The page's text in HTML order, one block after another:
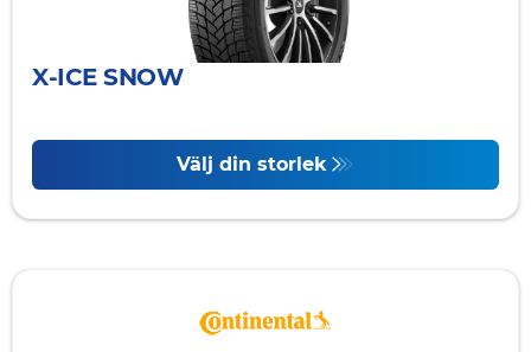
X-ICE SNOW
Välj din storlek